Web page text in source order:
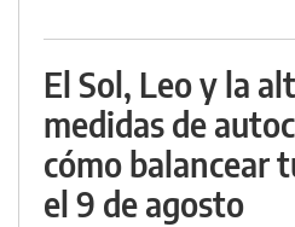
El Sol, Leo y la
medidas de
cómo balancear
el 9 de agosto